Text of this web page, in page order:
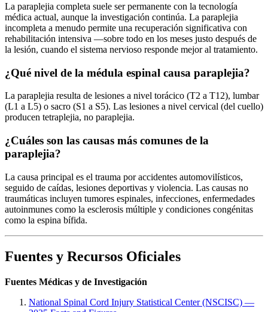
La paraplejia completa suele ser permanente con la tecnología
médica actual, aunque la investigación continúa. La paraplejia
incompleta a menudo permite una recuperación significativa con
rehabilitación intensiva —sobre todo en los meses justo después de
la lesión, cuando el sistema nervioso responde mejor al tratamiento.
¿Qué nivel de la médula espinal causa paraplejia?
La paraplejia resulta de lesiones a nivel torácico (T2 a T12), lumbar
(L1 a L5) o sacro (S1 a S5). Las lesiones a nivel cervical (del cuello)
producen tetraplejia, no paraplejia.
¿Cuáles son las causas más comunes de la
paraplejia?
La causa principal es el trauma por accidentes automovilísticos,
seguido de caídas, lesiones deportivas y violencia. Las causas no
traumáticas incluyen tumores espinales, infecciones, enfermedades
autoinmunes como la esclerosis múltiple y condiciones congénitas
como la espina bífida.
Fuentes y Recursos Oficiales
Fuentes Médicas y de Investigación
National Spinal Cord Injury Statistical Center (NSCISC) —